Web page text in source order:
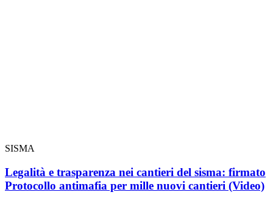
SISMA
Legalità e trasparenza nei cantieri del sisma: firmato
Protocollo antimafia per mille nuovi cantieri (Video)